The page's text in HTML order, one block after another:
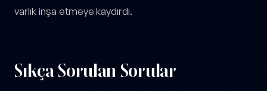
varlık inşa etmeye kaydırdı.
Sıkça Sorulan Sorular